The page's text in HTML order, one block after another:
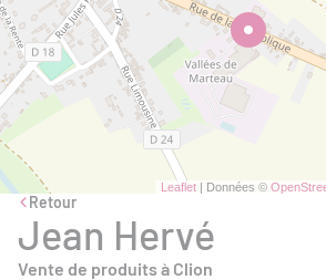
Leaflet | Données ©
Retour
Jean Hervé
Vente de produits à Clion